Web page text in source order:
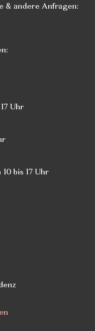
& andere Anfragen:
Uhr
bis 17 Uhr